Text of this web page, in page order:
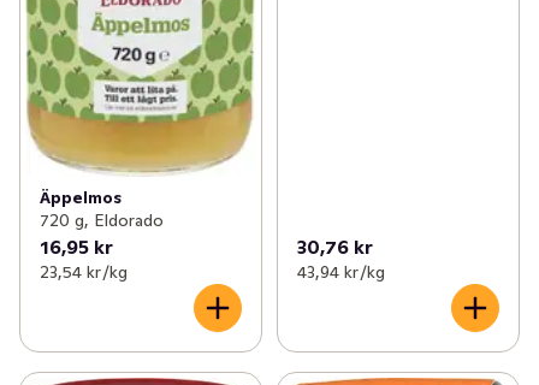
Äppelmos
720 g, Eldorado
16,95 kr
23,54 kr /kg
30,76 kr
43,94 kr /kg